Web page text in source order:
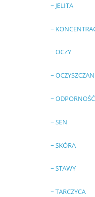
~ JELITA
~
~ OCZY
~
~ ODPORNOŚĆ
~ SEN
~ SKÓRA
~ STAWY
~ TARCZYCA